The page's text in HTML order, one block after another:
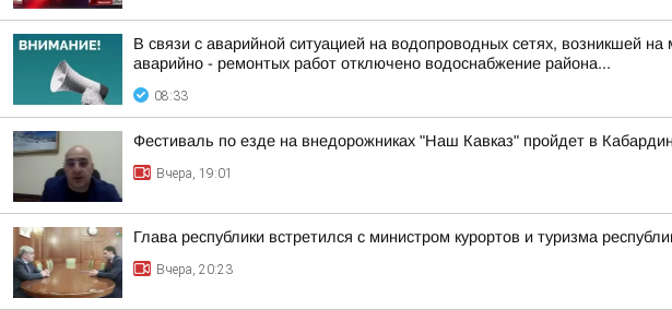
В связи с аварийной ситуацией на водопроводных сетях, возникшей
аварийно - ремонтых работ отключено водоснабжение района...
08:33
Фестиваль по езде на внедорожниках "Наш Кавказ" пройдет в
Вчера, 19:01
Глава республики встретился с министром курортов и туризма
Вчера, 20:23